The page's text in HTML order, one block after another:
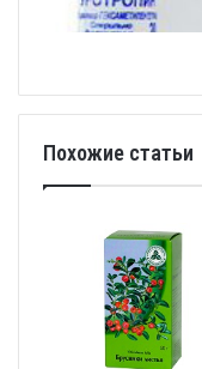
Похожие статьи